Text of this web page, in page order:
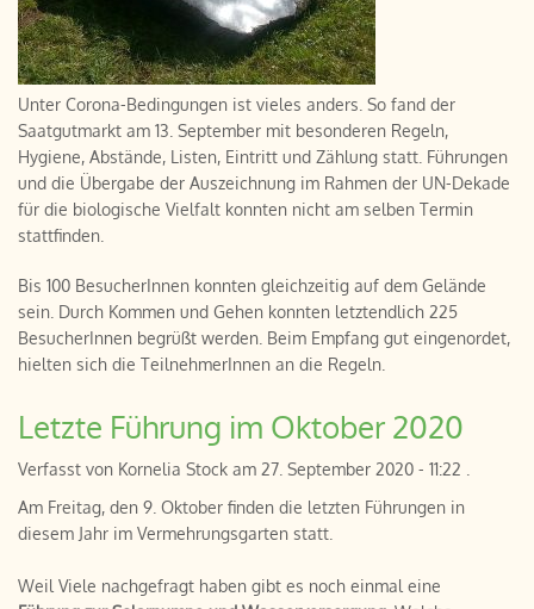
Unter Corona-Bedingungen ist vieles anders. So fand der
Saatgutmarkt am 13. September mit besonderen Regeln,
Hygiene, Abstände, Listen, Eintritt und Zählung statt. Führungen
und die Übergabe der Auszeichnung im Rahmen der UN-Dekade
für die biologische Vielfalt konnten nicht am selben Termin
stattfinden.
Bis 100 BesucherInnen konnten gleichzeitig auf dem Gelände
sein. Durch Kommen und Gehen konnten letztendlich 225
BesucherInnen begrüßt werden. Beim Empfang gut eingenordet,
hielten sich die TeilnehmerInnen an die Regeln.
Letzte Führung im Oktober 2020
Verfasst von Kornelia Stock am 27. September 2020 - 11:22
Am Freitag, den 9. Oktober finden die letzten Führungen in
diesem Jahr im Vermehrungsgarten statt.
Weil Viele nachgefragt haben gibt es noch einmal eine